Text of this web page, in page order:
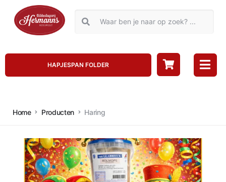
HAPJESPAN FOLDER
Home Producten Haring